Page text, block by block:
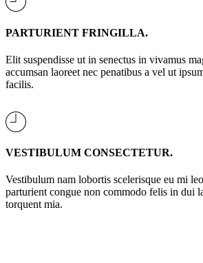
PARTURIENT FRINGILLA.
Elit suspendisse ut in senectus in vivamus
accumsan laoreet nec penatibus a vel ut
facilis.
VESTIBULUM CONSECTETUR.
Vestibulum nam lobortis scelerisque eu mi
parturient congue non commodo felis in dui
torquent mia.